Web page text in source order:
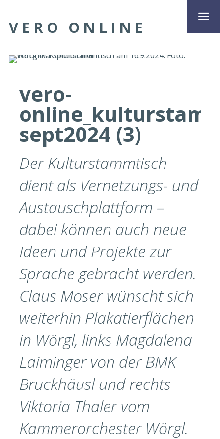
VERO ONLINE
vero-
sept2024 (3)
Der Kulturstammtisch
dient als Vernetzungs- und
Austauschplattform –
dabei können auch neue
Ideen und Projekte zur
Sprache gebracht werden.
Claus Moser wünscht sich
weiterhin Plakatierflächen
in Wörgl, links Magdalena
Laiminger von der BMK
Bruckhäusl und rechts
Viktoria Thaler vom
Kammerorchester Wörgl.